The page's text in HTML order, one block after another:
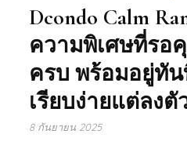
Dcondo Calm
ความพิเศษที่รอ
ครบ พร้อมอยู่ทั
เรียบง่ายแต่ลงตัว
8 กันยายน 2025